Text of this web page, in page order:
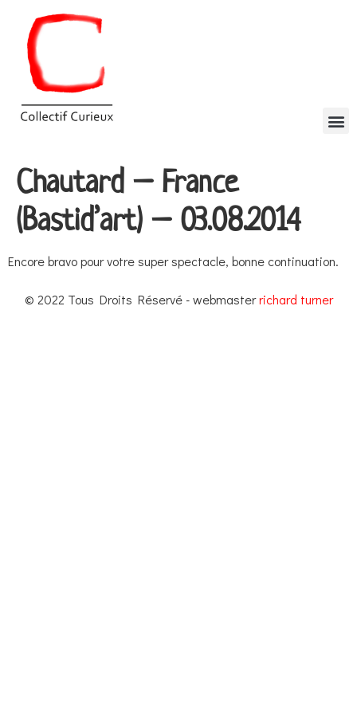
Chautard – France
(Bastid’art) – 03.08.2014
Encore bravo pour votre super spectacle, bonne continuation.
© 2022 Tous Droits Réservé - webmasterrichard turner